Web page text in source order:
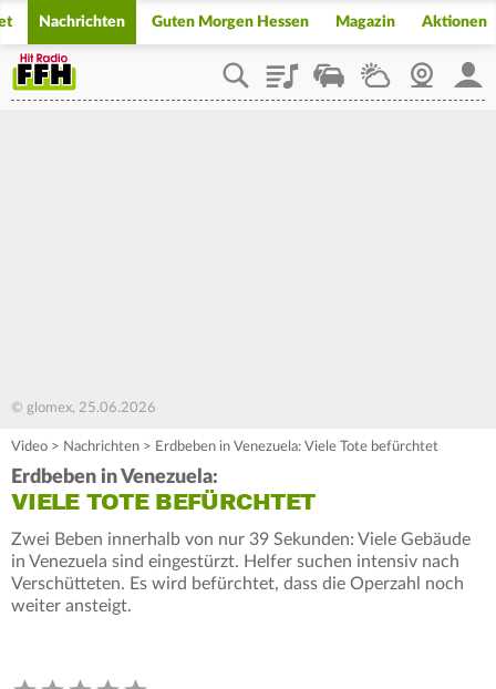
Nachrichten Guten Morgen Hessen Magazin Aktionen
PlaylistStaupilotWetterWebcam
© glomex, 25.06.2026
Video > Nachrichten > Erdbeben in Venezuela: Viele Tote befürchtet
Erdbeben in Venezuela:
VIELE TOTE BEFÜRCHTET
Zwei Beben innerhalb von nur 39 Sekunden: Viele Gebäude
in Venezuela sind eingestürzt. Helfer suchen intensiv nach
Verschütteten. Es wird befürchtet, dass die Operzahl noch
weiter ansteigt.